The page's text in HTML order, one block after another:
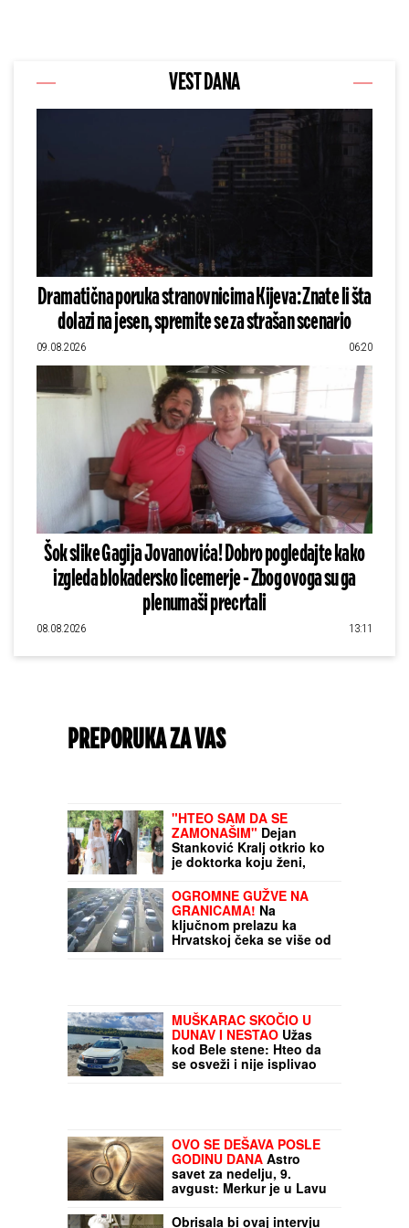
VEST DANA
Dramatična poruka stranovnicima Kijeva: Znate li šta
dolazi na jesen, spremite se za strašan scenario
09.08.2026 06:20
Šok slike Gagija Jovanovića! Dobro pogledajte kako
izgleda blokadersko licemerje - Zbog ovoga su ga
plenumaši precrtali
08.08.2026 13:11
PREPORUKA ZA VAS
"HTEO SAM DA SE
ZAMONAŠIM" Dejan
Stanković Kralj otkrio ko
je doktorka koju ženi,
života: "Nema vila i
kamiona" (VIDEO)
OGROMNE GUŽVE NA
GRANICAMA! Na
ključnom prelazu ka
Hrvatskoj čeka se više od
MUŠKARAC SKOČIO U
DUNAV I NESTAO Užas
kod Bele stene: Hteo da
se osveži i nije isplivao
OVO SE DEŠAVA POSLE
GODINU DANA Astro
savet za nedelju, 9.
avgust: Merkur je u Lavu
vatrenim i vazdušnim
Obrisala bi ovaj intervju